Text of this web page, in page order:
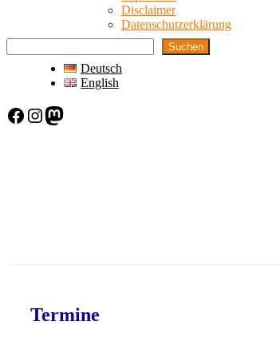
Disclaimer
Datenschutzerklärung
Suchen
Deutsch
English
Facebook Instagram Mastodon
Termine